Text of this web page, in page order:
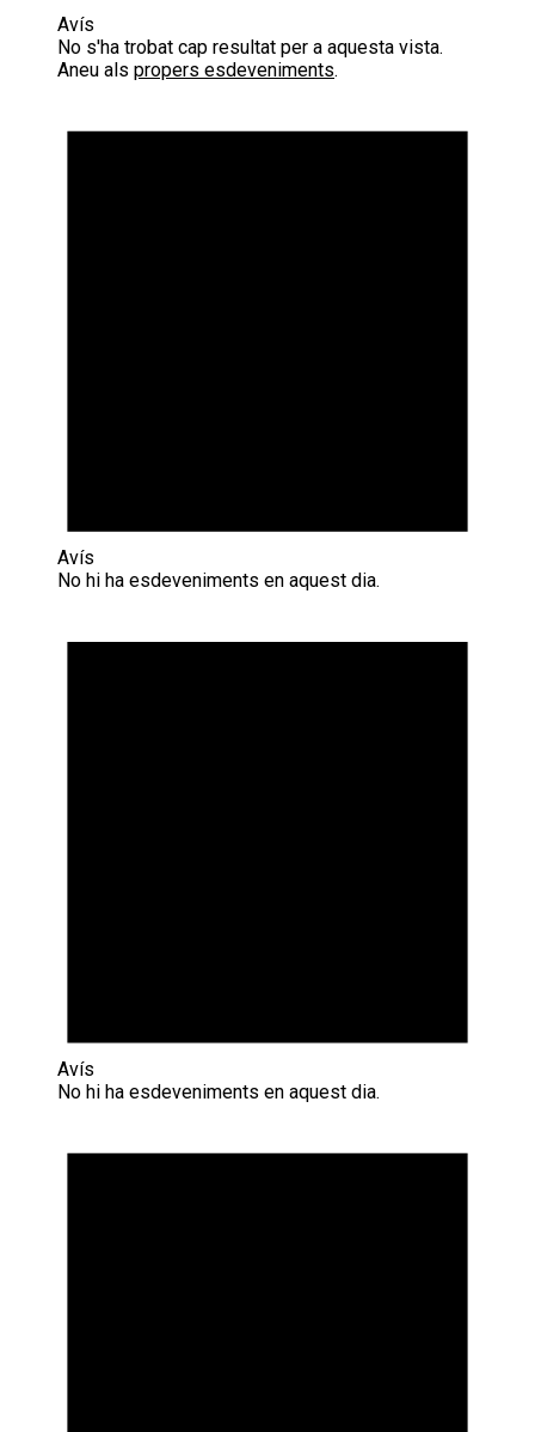
Avís
No s'ha trobat cap resultat per a aquesta vista.
Aneu als propers esdeveniments.
Avís
No hi ha esdeveniments en aquest dia.
Avís
No hi ha esdeveniments en aquest dia.